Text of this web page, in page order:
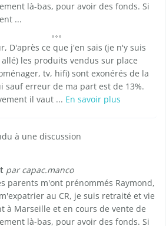
là-bas, pour avoir des fonds. Si
...
D'après ce que j'en sais (je n'y suis
les produits vendus sur place
tv, hifi) sont exonérés de la
sauf erreur de ma part est de 13%.
il vaut ... En savoir plus
à une discussion
par capac.manco
parents m'ont prénommés Raymond,
au CR, je suis retraité et vie
à Marseille et en cours de vente de
là-bas, pour avoir des fonds. Si